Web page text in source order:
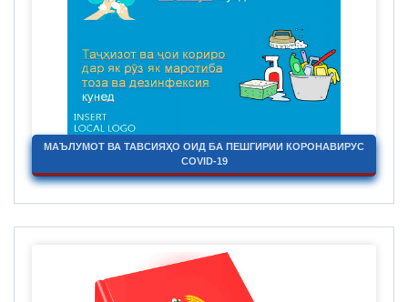
МАЪЛУМОТ ВА ТАВСИЯҲО ОИД БА ПЕШГИРИИ КОРОНАВИРУС
COVID-19